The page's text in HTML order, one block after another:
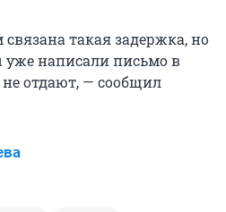
такая задержка, но
написали письмо в
не отдают, — сообщил